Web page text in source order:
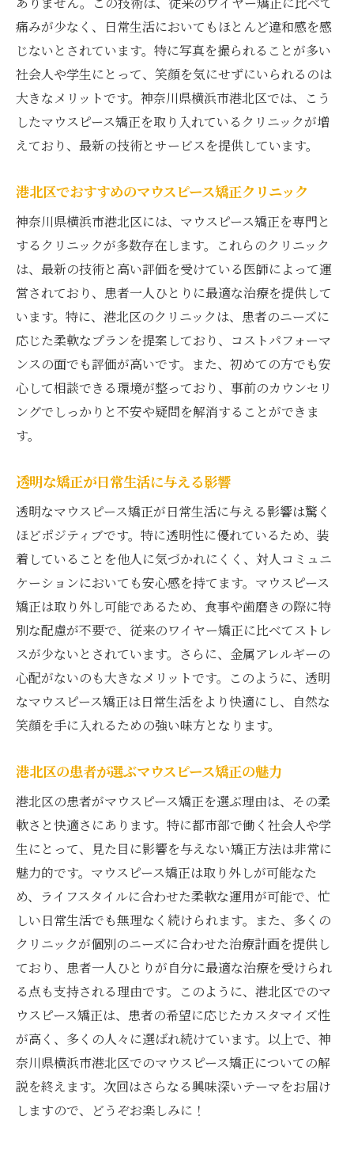
透明なマウスピース矯正の治療工程
快適性を追求した最新技術の紹介
港北区での治療の具体的な流れ
透明で快適な矯正治療の実績
港北区で体験する快適な治療環境
患者が語る透明で快適な治療体験
痛みが少なく、日常生活においてもほとんど違和感を感
じないとされています。特に写真を撮られることが多い
社会人や学生にとって、笑顔を気にせずにいられるのは
大きなメリットです。神奈川県横浜市港北区では、こう
したマウスピース矯正を取り入れているクリニックが増
えており、最新の技術とサービスを提供しています。
港北区でおすすめのマウスピース矯正クリニック
神奈川県横浜市港北区には、マウスピース矯正を専門と
するクリニックが多数存在します。これらのクリニック
は、最新の技術と高い評価を受けている医師によって運
営されており、患者一人ひとりに最適な治療を提供して
います。特に、港北区のクリニックは、患者のニーズに
応じた柔軟なプランを提案しており、コストパフォーマ
ンスの面でも評価が高いです。また、初めての方でも安
心して相談できる環境が整っており、事前のカウンセリ
ングでしっかりと不安や疑問を解消することができま
す。
透明な矯正が日常生活に与える影響
透明なマウスピース矯正が日常生活に与える影響は驚く
ほどポジティブです。特に透明性に優れているため、装
着していることを他人に気づかれにくく、対人コミュニ
ケーションにおいても安心感を持てます。マウスピース
矯正は取り外し可能であるため、食事や歯磨きの際に特
別な配慮が不要で、従来のワイヤー矯正に比べてストレ
スが少ないとされています。さらに、金属アレルギーの
心配がないのも大きなメリットです。このように、透明
なマウスピース矯正は日常生活をより快適にし、自然な
笑顔を手に入れるための強い味方となります。
港北区の患者が選ぶマウスピース矯正の魅力
港北区の患者がマウスピース矯正を選ぶ理由は、その柔
軟さと快適さにあります。特に都市部で働く社会人や学
生にとって、見た目に影響を与えない矯正方法は非常に
魅力的です。マウスピース矯正は取り外しが可能なた
め、ライフスタイルに合わせた柔軟な運用が可能で、忙
しい日常生活でも無理なく続けられます。また、多くの
クリニックが個別のニーズに合わせた治療計画を提供し
ており、患者一人ひとりが自分に最適な治療を受けられ
る点も支持される理由です。このように、港北区でのマ
ウスピース矯正は、患者の希望に応じたカスタマイズ性
が高く、多くの人々に選ばれ続けています。以上で、神
奈川県横浜市港北区でのマウスピース矯正についての解
説を終えます。次回はさらなる興味深いテーマをお届け
しますので、どうぞお楽しみに！